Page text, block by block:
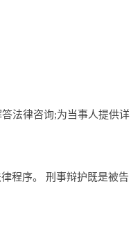
法律咨询;为当事人提供详
程序。 刑事辩护既是被告